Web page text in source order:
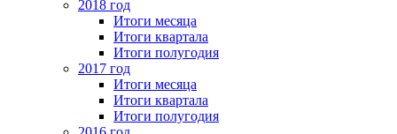
2018 год
Итоги месяца
Итоги квартала
Итоги полугодия
2017 год
Итоги месяца
Итоги квартала
Итоги полугодия